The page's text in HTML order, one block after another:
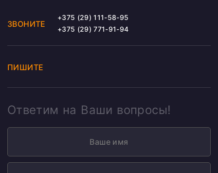
ЗВОНИТЕ
+375 (29) 111-58-95
+375 (29) 771-91-94
ПИШИТЕ
Ответим на Ваши вопросы!